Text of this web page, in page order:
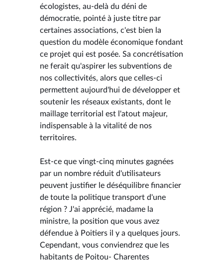
écologistes, au-delà du déni de
démocratie, pointé à juste titre par
certaines associations, c'est bien la
question du modèle économique fondant
ce projet qui est posée. Sa concrétisation
ne ferait qu'aspirer les subventions de
nos collectivités, alors que celles-ci
permettent aujourd'hui de développer et
soutenir les réseaux existants, dont le
maillage territorial est l'atout majeur,
indispensable à la vitalité de nos
territoires.
Est-ce que vingt-cinq minutes gagnées
par un nombre réduit d'utilisateurs
peuvent justifier le déséquilibre financier
de toute la politique transport d'une
région ? J'ai apprécié, madame la
ministre, la position que vous avez
défendue à Poitiers il y a quelques jours.
Cependant, vous conviendrez que les
habitants de Poitou- Charentes